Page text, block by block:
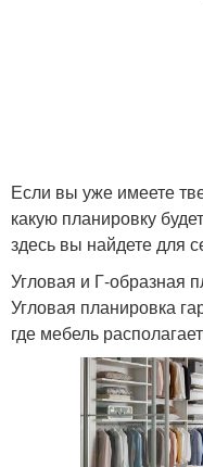
Если вы уже имеете
какую планировку
здесь вы найдете для
Угловая и Г-образная
Угловая планировка
где мебель